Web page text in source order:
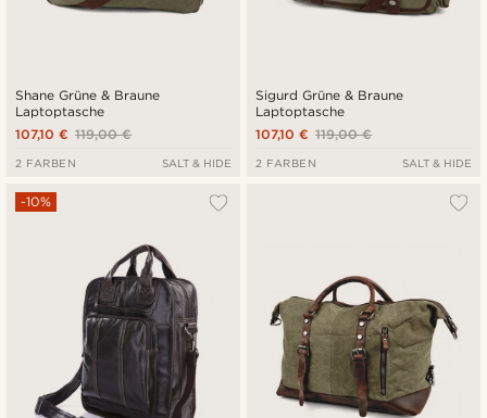
Shane Grüne & Braune
Laptoptasche
119,00 €
107,10 €
2 FARBEN SALT & HIDE
Sigurd Grüne & Braune
Laptoptasche
119,00 €
107,10 €
2 FARBEN SALT & HIDE
-10%